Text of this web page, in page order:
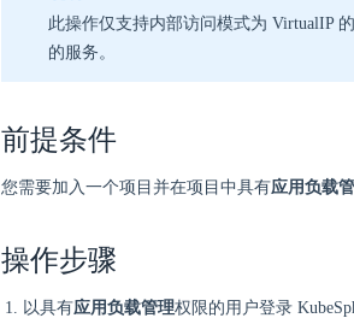
此操作仅支持内部访问模式为 VirtualIP
的服务。
前提条件
您需要加入一个项目并在项目中具有应用负载
操作步骤
以具有应用负载管理权限的用户登录